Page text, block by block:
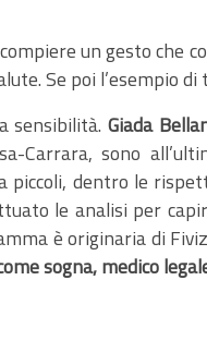
un gesto
Se poi l’esempio
sensibilità. Giada
Carrara, sono
piccoli, dentro le
le analisi per
è originaria di
sogna, medico